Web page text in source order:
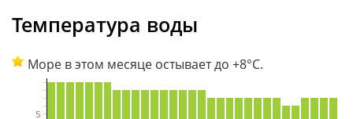
Температура воды
Море в этом месяце остывает до +8°C.